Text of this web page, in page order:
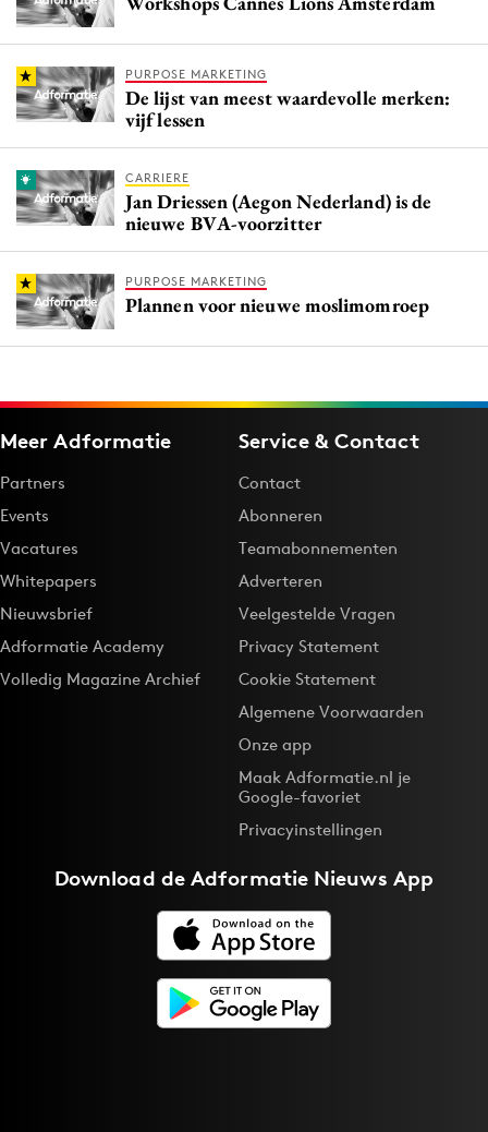
PURPOSE MARKETING
De lijst van meest waardevolle merken:
vijf lessen
CARRIERE
Jan Driessen (Aegon Nederland) is de
nieuwe BVA-voorzitter
PURPOSE MARKETING
Plannen voor nieuwe moslimomroep
Meer Adformatie
Partners
Events
Vacatures
Whitepapers
Nieuwsbrief
Adformatie Academy
Volledig Magazine Archief
Service & Contact
Contact
Abonneren
Teamabonnementen
Adverteren
Veelgestelde Vragen
Privacy Statement
Cookie Statement
Algemene Voorwaarden
Onze app
Maak Adformatie.nl je
Google-favoriet
Privacyinstellingen
Download deAdformatie Nieuws App